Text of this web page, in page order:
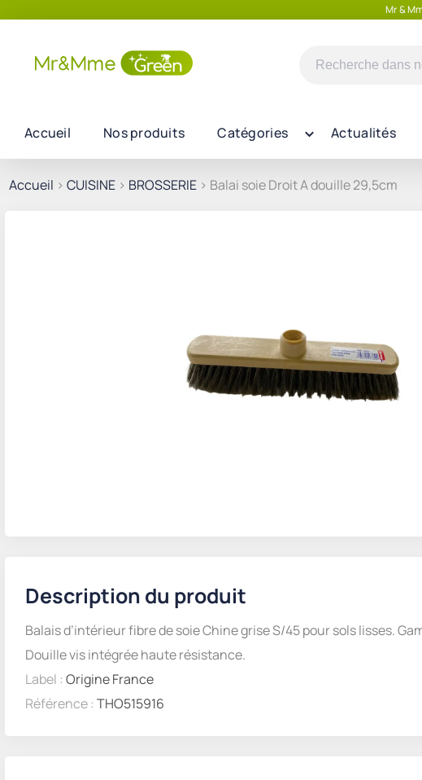
Mr &
Recherche
Accueil Nos produits Catégories Actualités
Accueil > CUISINE > BROSSERIE > Balai soie Droit A douille 29,5cm
Description du produit
Balais d’intérieur fibre de soie Chine grise S/45 pour sols lisses.
Douille vis intégrée haute résistance.
Label : Origine France
Référence : THO515916